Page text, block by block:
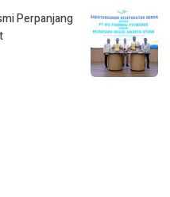
Perpanjang